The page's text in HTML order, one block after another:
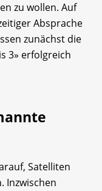
zu wollen. Auf
Absprache
zunächst die
3» erfolgreich
Satelliten
Inzwischen